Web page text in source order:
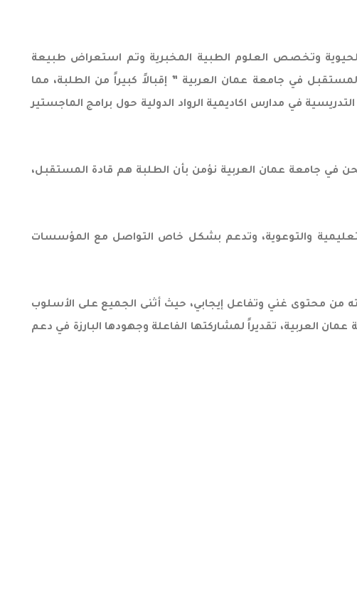
وتخصص العلوم الطبية المخبرية وتم استعراض طبيعة
في جامعة عمان العربية ” إقبالاً كبيراً من الطلبة، مما
في مدارس اكاديمية الرواد الدولية حول برامج الماجستير
في جامعة عمان العربية نؤمن بأن الطلبة هم قادة المستقبل،
والتوعوية، وتدعم بشكل خاص التواصل مع المؤسسات
من محتوى غني وتفاعل إيجابي، حيث أثنى الجميع على الأسلوب
العربية، تقديراً لمشاركتها الفاعلة وجهودها البارزة في دعم